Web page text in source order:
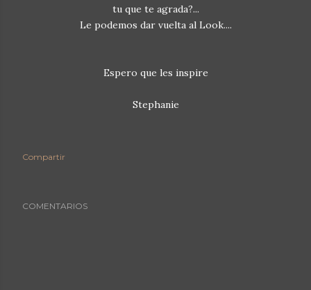
tu que te agrada?...
Le podemos dar vuelta al Look....
Espero que les inspire
Stephanie
Compartir
COMENTARIOS